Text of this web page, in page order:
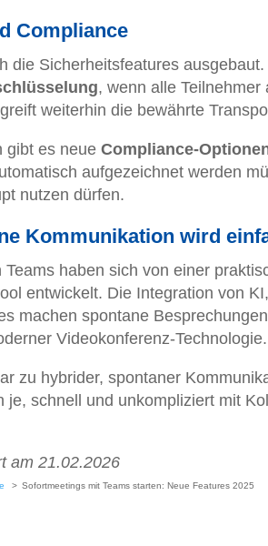
Compliance
die Sicherheitsfeatures
, wenn alle
weiterhin die bewährte
gibt es neue Compliance-
aufgezeichnet werden
nutzen dürfen.
Kommunikation wird
Teams haben sich von einer
entwickelt. Die Integration von
machen spontane
Videokonferenz-Technologie.
zu hybrider, spontaner
je, schnell und unkompliziert mit
am 21.02.2026
Sofortmeetings mit Teams starten: Neue Features 2025